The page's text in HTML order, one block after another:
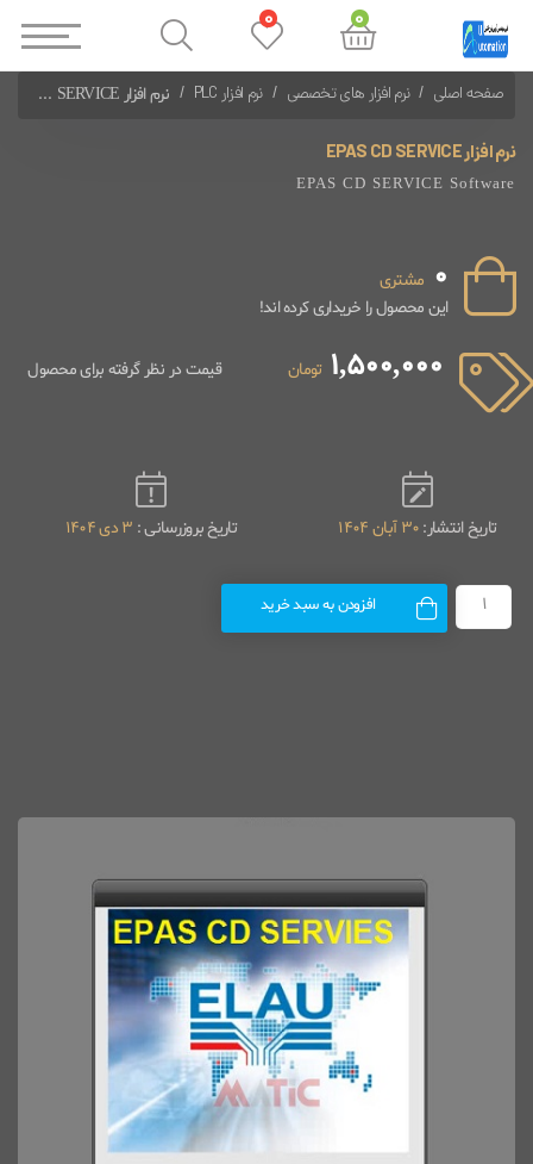
صفحه اصلی نرم افزار های تخصصی
نرم افزار PLC
نرم افزارهای PLC Schneider
نرم افزار EPAS CD SERVICE
نرم افزار EPAS CD SERVICE
EPAS CD SERVICE Software
0 مشتری
این محصول را خریداری کرده اند!
1,500,000 تومان قیمت در نظر گرفته برای محصول
تاریخ انتشار: 30 آبان 1404 تاریخ بروزرسانی : 3 دی 1404
افزودن به سبد خرید
0
0